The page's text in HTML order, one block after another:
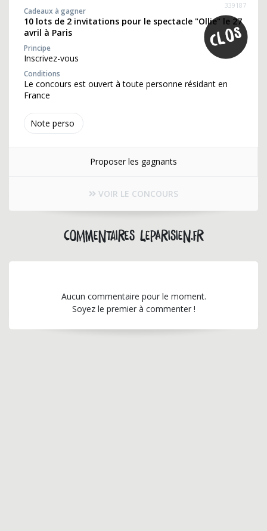
Note perso
339187
Cadeaux à gagner
10 lots de 2 invitations pour le spectacle "Ollie" le 27
avril à Paris
Principe
Inscrivez-vous
Conditions
Le concours est ouvert à toute personne résidant en
France
Proposer les gagnants
VOIR LE CONCOURS
Commentaires leparisien.fr
Aucun commentaire pour le moment.
Soyez le premier à commenter !